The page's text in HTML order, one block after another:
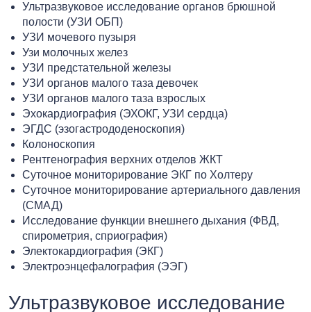
Ультразвуковое исследование органов брюшной
полости (УЗИ ОБП)
УЗИ мочевого пузыря
Узи молочных желез
УЗИ предстательной железы
УЗИ органов малого таза девочек
УЗИ органов малого таза взрослых
Эхокардиография (ЭХОКГ, УЗИ сердца)
ЭГДС (эзогастрододеноскопия)
Колоноскопия
Рентгенография верхних отделов ЖКТ
Суточное мониторирование ЭКГ по Холтеру
Суточное мониторирование артериального давления
(СМАД)
Исследование функции внешнего дыхания (ФВД,
спирометрия, сприография)
Электокардиография (ЭКГ)
Электроэнцефалография (ЭЭГ)
Ультразвуковое исследование